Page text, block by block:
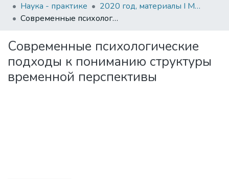
All of DSpace
Наука - практике
2020 год, материалы I Международной научно-практической конференции
Современные психологические подходы к пониманию структуры временной перспективы
Современные психологические
подходы к пониманию структуры
временной перспективы